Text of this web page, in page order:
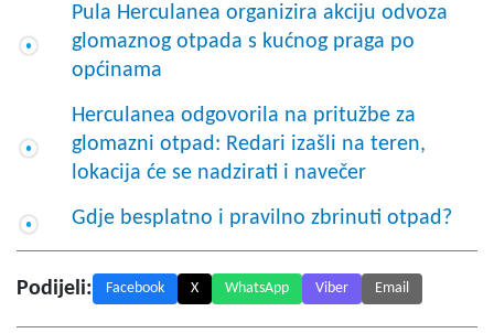
Pula Herculanea organizira akciju odvoza
glomaznog otpada s kućnog praga po
općinama
Herculanea odgovorila na pritužbe za
glomazni otpad: Redari izašli na teren,
lokacija će se nadzirati i navečer
Gdje besplatno i pravilno zbrinuti otpad?
Podijeli: Facebook X WhatsApp Viber Email